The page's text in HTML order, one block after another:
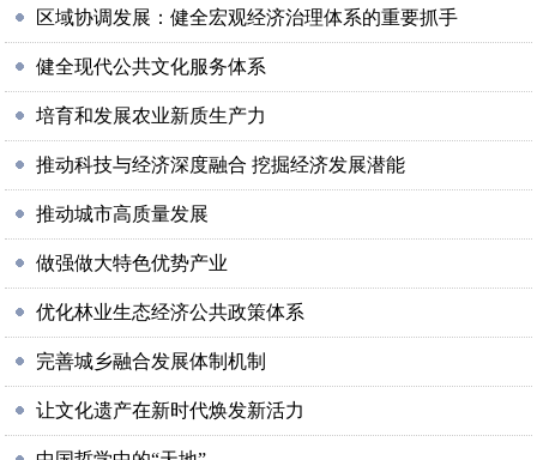
区域协调发展：健全宏观经济治理体系的重要抓手
健全现代公共文化服务体系
培育和发展农业新质生产力
推动科技与经济深度融合 挖掘经济发展潜能
推动城市高质量发展
做强做大特色优势产业
优化林业生态经济公共政策体系
完善城乡融合发展体制机制
让文化遗产在新时代焕发新活力